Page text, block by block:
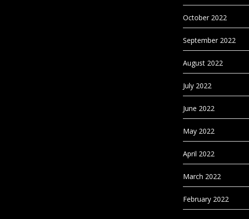
October 2022
September 2022
August 2022
July 2022
June 2022
May 2022
April 2022
March 2022
February 2022